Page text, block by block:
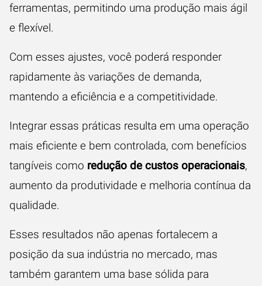
ferramentas, permitindo uma produção mais ágil
e flexível.
Com esses ajustes, você poderá responder
rapidamente às variações de demanda,
mantendo a eficiência e a competitividade.
Integrar essas práticas resulta em uma operação
mais eficiente e bem controlada, com benefícios
tangíveis como redução de custos operacionais,
aumento da produtividade e melhoria contínua da
qualidade.
Esses resultados não apenas fortalecem a
posição da sua indústria no mercado, mas
também garantem uma base sólida para